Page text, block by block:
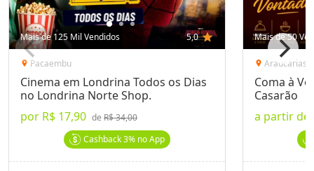
Mais de 125 Mil Vendidos 5,0 star
location_on Pacaembu
Cinema em Londrina Todos os Dias
no Londrina Norte Shop.
por R$ 17,90 deR$ 34,00
Cashback3%no App
Mais de 50
location_on Araucárias
Coma à
Casarão
a partir de